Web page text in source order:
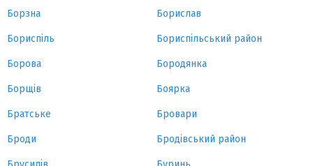
Борзна Борислав
Бориспіль Бориспільський район
Борова Бородянка
Борщів Боярка
Братське Бровари
Броди Бродівський район